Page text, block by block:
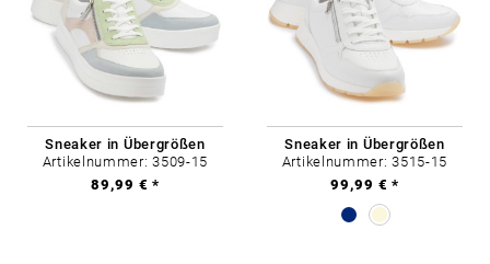
Sneaker in Übergrößen
Artikelnummer: 3509-15
89,99 € *
Sneaker in Übergrößen
Artikelnummer: 3515-15
99,99 € *